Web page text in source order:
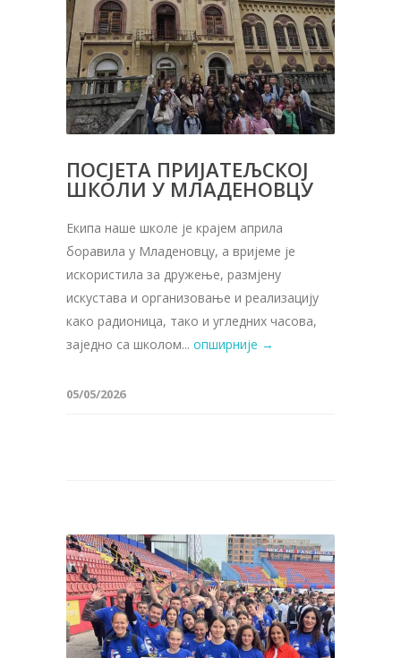
ПОСЈЕТА ПРИЈАТЕЉСКОЈ
ШКОЛИ У МЛАДЕНОВЦУ
Екипа наше школе је крајем априла
боравила у Младеновцу, а вријеме је
искористила за дружење, размјену
искустава и организовање и реализацију
како радионица, тако и угледних часова,
заједно са школом... опширније →
05/05/2026